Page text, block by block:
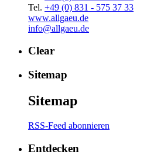
Tel. +49 (0) 831 - 575 37 33
www.allgaeu.de
info@allgaeu.de
Clear
Sitemap
Sitemap
RSS-Feed abonnieren
Entdecken